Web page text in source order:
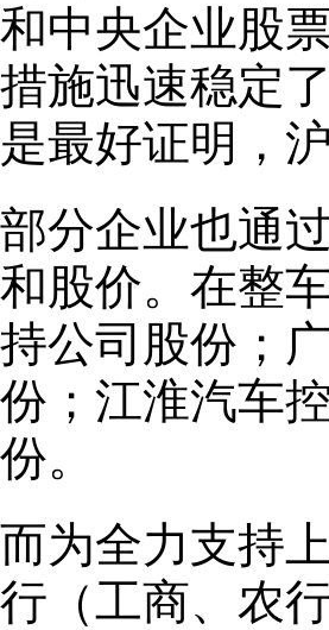
和中央企业股
措施迅速稳定
是最好证明，
部分企业也通
和股价。在整
持公司股份；
份；江淮汽车
份。
而为全力支持
行（工商、农